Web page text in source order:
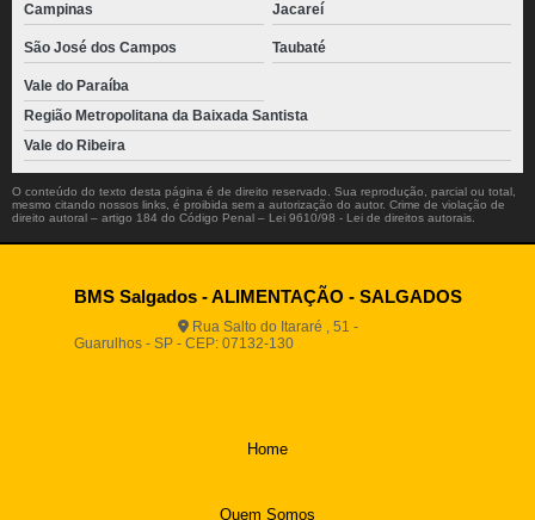
Campinas
Jacareí
São José dos Campos Taubaté
Vale do Paraíba
Região Metropolitana da Baixada Santista
Vale do Ribeira
O conteúdo do texto desta página é de direito reservado. Sua reprodução, parcial ou total,
mesmo citando nossos links, é proibida sem a autorização do autor. Crime de violação de
direito autoral – artigo 184 do Código Penal – Lei 9610/98 - Lei de direitos autorais
BMS Salgados - ALIMENTAÇÃO - SALGADOS
Rua Salto do Itararé , 51 -
Guarulhos - SP - CEP: 07132-130
Home
Quem Somos